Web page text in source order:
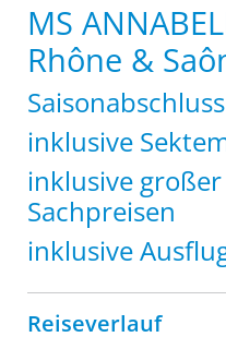
MS
Rhône &
inklusive
inklusive
Sachpreisen
inklusive
Reiseverlauf